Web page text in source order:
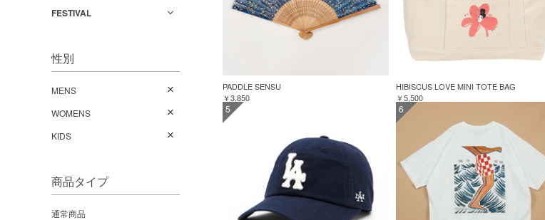
FESTIVAL
性別
MENS
WOMENS
KIDS
商品タイプ
通常商品
PADDLE SENSU
￥3,850
HIBISCUS LOVE MINI TOTE BAG
￥5,500
5 6